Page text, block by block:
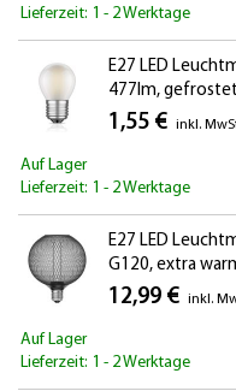
Lieferzeit: 1 - 2 Werktage
E27 LED
477lm, gefrostet
1,55 € inkl.
Auf Lager
Lieferzeit: 1 - 2 Werktage
E27 LED
G120, extra
12,99 € inkl.
Auf Lager
Lieferzeit: 1 - 2 Werktage